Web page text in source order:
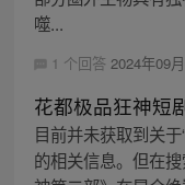
噬...
1 个回答 2024年09
花都极品狂神短
目前并未获取到关
的相关信息。但在